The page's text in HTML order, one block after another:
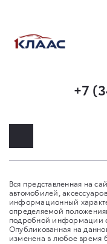
+7
Вся представленная на
автомобилей,
информационный
определяемой
подробной информации
Опубликованная на
изменена в любое время